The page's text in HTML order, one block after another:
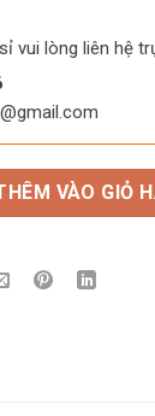
vui lòng liên hệ
PapesVÀO GIỎ